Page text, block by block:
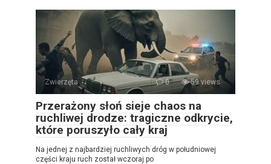
Zwierzęta 0 59 views
Przerażony słoń sieje chaos na
ruchliwej drodze: tragiczne odkrycie,
które poruszyło cały kraj
Na jednej z najbardziej ruchliwych dróg w południowej
części kraju ruch został wczoraj po